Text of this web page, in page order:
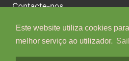
Este website utiliza cookies
melhor serviço ao utilizador.
Contacte-nos
Política de proteção de dados
Livro de Reclamações online
Centro de Informação, Mediação e
Algarve - Edifício Ninho de Empresas,